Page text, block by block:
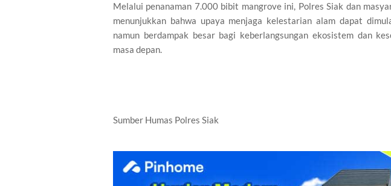
Melalui penanaman 7.000 bibit mangrove ini, Polres Siak dan
menunjukkan bahwa upaya menjaga kelestarian alam dapat
namun berdampak besar bagi keberlangsungan ekosistem dan
masa depan.
Sumber Humas Polres Siak